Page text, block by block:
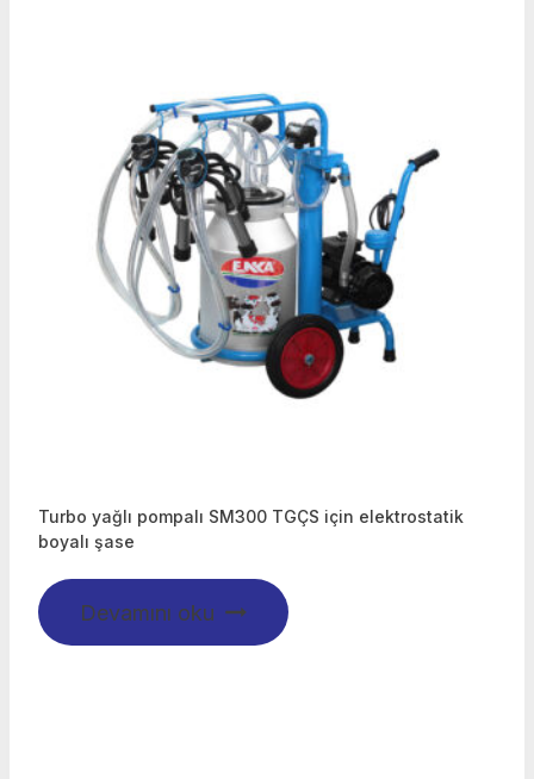
Turbo yağlı pompalı SM300 TGÇS için elektrostatik
boyalı şase
Devamını oku